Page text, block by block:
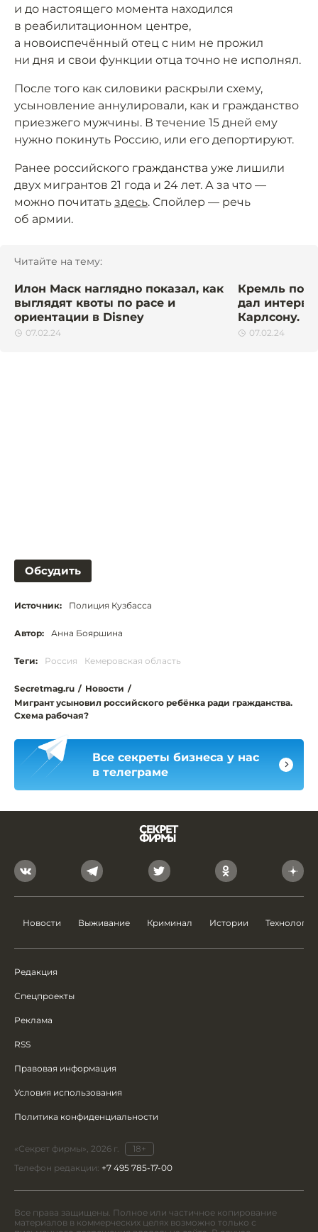
и до настоящего момента находился
в реабилитационном центре,
а новоиспечённый отец с ним не прожил
ни дня и свои функции отца точно не исполнял.
После того как силовики раскрыли схему,
усыновление аннулировали, как и гражданство
приезжего мужчины. В течение 15 дней ему
нужно покинуть Россию, или его депортируют.
Ранее российского гражданства уже лишили
двух мигрантов 21 года и 24 лет. А за что —
можно почитать здесь. Спойлер — речь
об армии.
Читайте на тему:
Илон Маск наглядно показал, как
выглядят квоты по расе и
ориентации в Disney
07.02.24
Кремль
дал
Карлсону.
07.02.24
Обсудить
Источник: Полиция Кузбасса
Автор: Анна Бояршина
Теги: Россия Кемеровская область
Secretmag.ru / Новости /
Мигрант усыновил российского ребёнка ради гражданства.
Схема рабочая?
Все секреты бизнеса у нас
в телеграме
Новости Выживание Криминал Истории Технологии
Редакция
Спецпроекты
Реклама
RSS
Правовая информация
Условия использования
Политика конфиденциальности
«Секрет фирмы», 2026 г.
18+
Телефон редакции: +7 495 785-17-00
Все права защищены. Полное или частичное копирование
материалов в коммерческих целях возможно только с